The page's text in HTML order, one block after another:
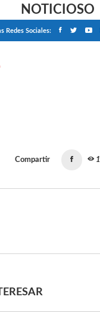
NOTICIOSO
Redes Sociales:
Compartir 1